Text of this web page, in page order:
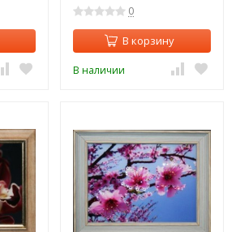
0
В корзину
В наличии